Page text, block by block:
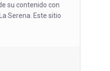
su contenido con
Serena. Este sitio